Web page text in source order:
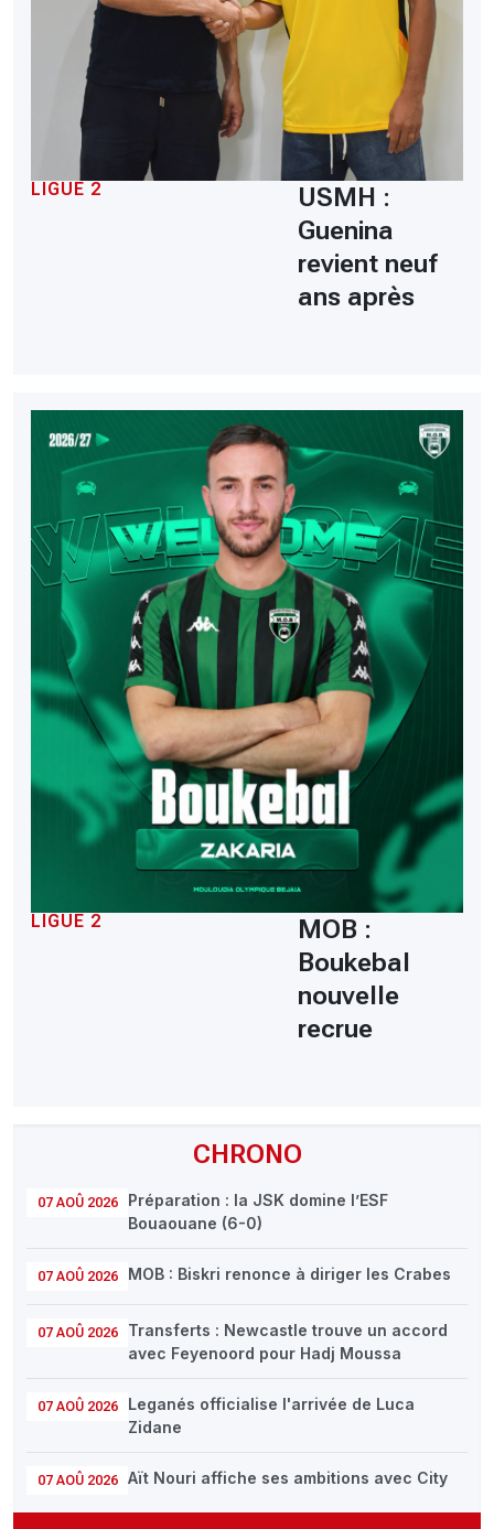
CHRONO
07 AOÛ 2026
Préparation : la JSK domine l’ESF
Bouaouane (6-0)
07 AOÛ 2026 MOB : Biskri renonce à diriger les Crabes
07 AOÛ 2026
Transferts : Newcastle trouve un accord
avec Feyenoord pour Hadj Moussa
07 AOÛ 2026
Leganés officialise l'arrivée de Luca
Zidane
07 AOÛ 2026 Aït Nouri affiche ses ambitions avec City
LIGUE 2
USMH :
Guenina
revient neuf
ans après
LIGUE 2
MOB :
Boukebal
nouvelle
recrue